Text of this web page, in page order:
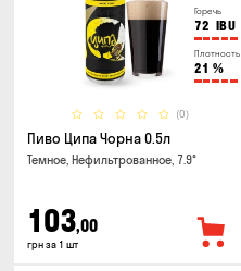
Горечь
72 IBU
Плотность
21 %
(0)
Пиво Ципа Чорна 0.5л
Темное, Нефильтрованное, 7.9°
103,00
грн за 1 шт